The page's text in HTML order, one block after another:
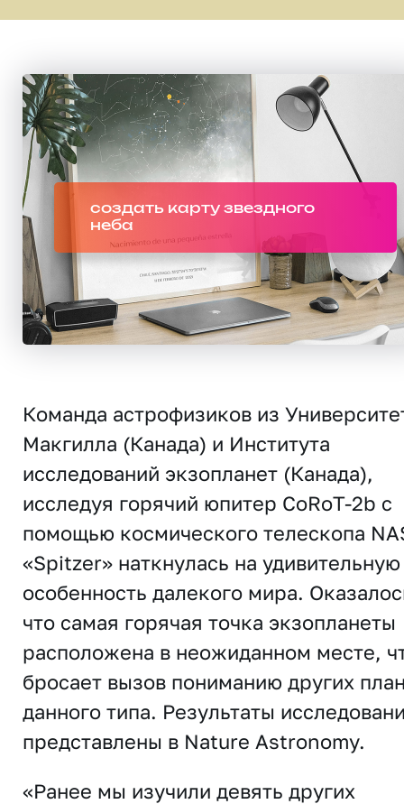
создать карту звездного
неба
Команда астрофизиков из
Макгилла (Канада) и Института
исследований экзопланет (Канада),
исследуя горячий юпитер CoRoT-2b c
помощью космического телескопа
«Spitzer» наткнулась на удивительную
особенность далекого мира.
что самая горячая точка экзопланеты
расположена в неожиданном месте,
бросает вызов пониманию других
данного типа. Результаты
представлены в Nature Astronomy.
«Ранее мы изучили девять других